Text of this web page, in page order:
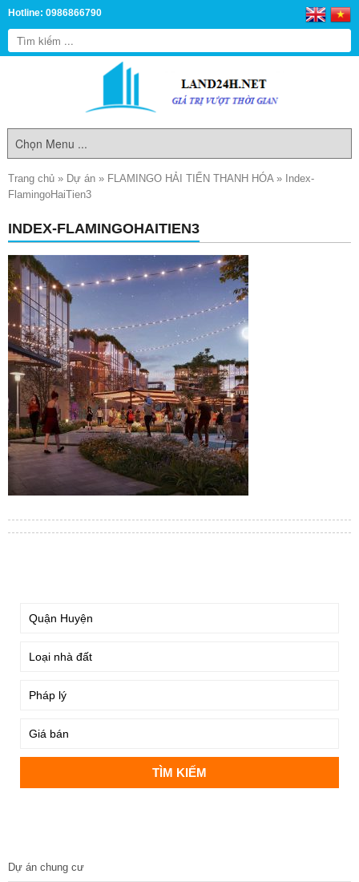
Hotline: 0986866790
Trang chủ » Dự án » FLAMINGO HẢI TIẾN THANH HÓA» Index-
FlamingoHaiTien3
INDEX-FLAMINGOHAITIEN3
Dự án chung cư